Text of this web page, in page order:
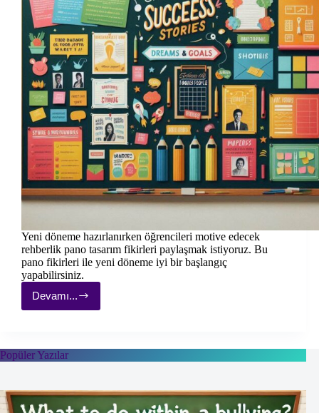
Yeni döneme hazırlanırken öğrencileri motive edecek
rehberlik pano tasarım fikirleri paylaşmak istiyoruz. Bu
pano fikirleri ile yeni döneme iyi bir başlangıç
yapabilirsiniz.
Devamı...Öğrencileri
Motive
Pano
Tasarım
Popüler Yazılar